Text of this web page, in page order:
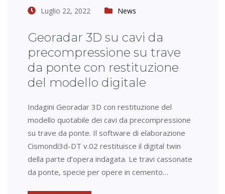
Luglio 22, 2022 News
Georadar 3D su cavi da
precompressione su trave
da ponte con restituzione
del modello digitale
Indagini Georadar 3D con restituzione del
modello quotabile dei cavi da precompressione
su trave da ponte. Il software di elaborazione
Cismondi3d-DT v.02 restituisce il digital twin
della parte d’opera indagata. Le travi cassonate
da ponte, specie per opere in cemento…